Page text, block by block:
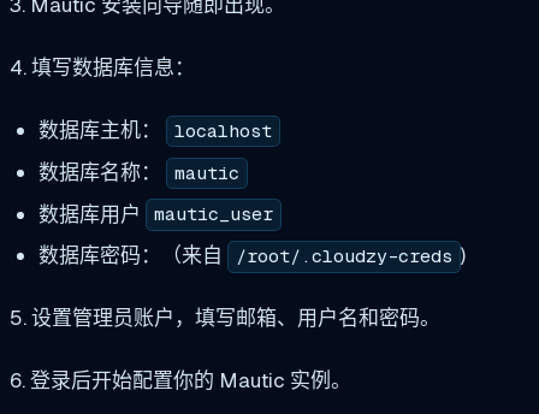
3. Mautic 安装向导随即出现。
4. 填写数据库信息：
数据库主机： localhost
数据库名称： mautic
数据库用户 mautic_user
数据库密码：（来自 /root/.cloudzy-creds )
5. 设置管理员账户，填写邮箱、用户名和密码。
6. 登录后开始配置你的 Mautic 实例。